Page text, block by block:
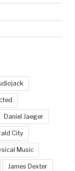
Daniel Jaeger
City
Music
James Dexter